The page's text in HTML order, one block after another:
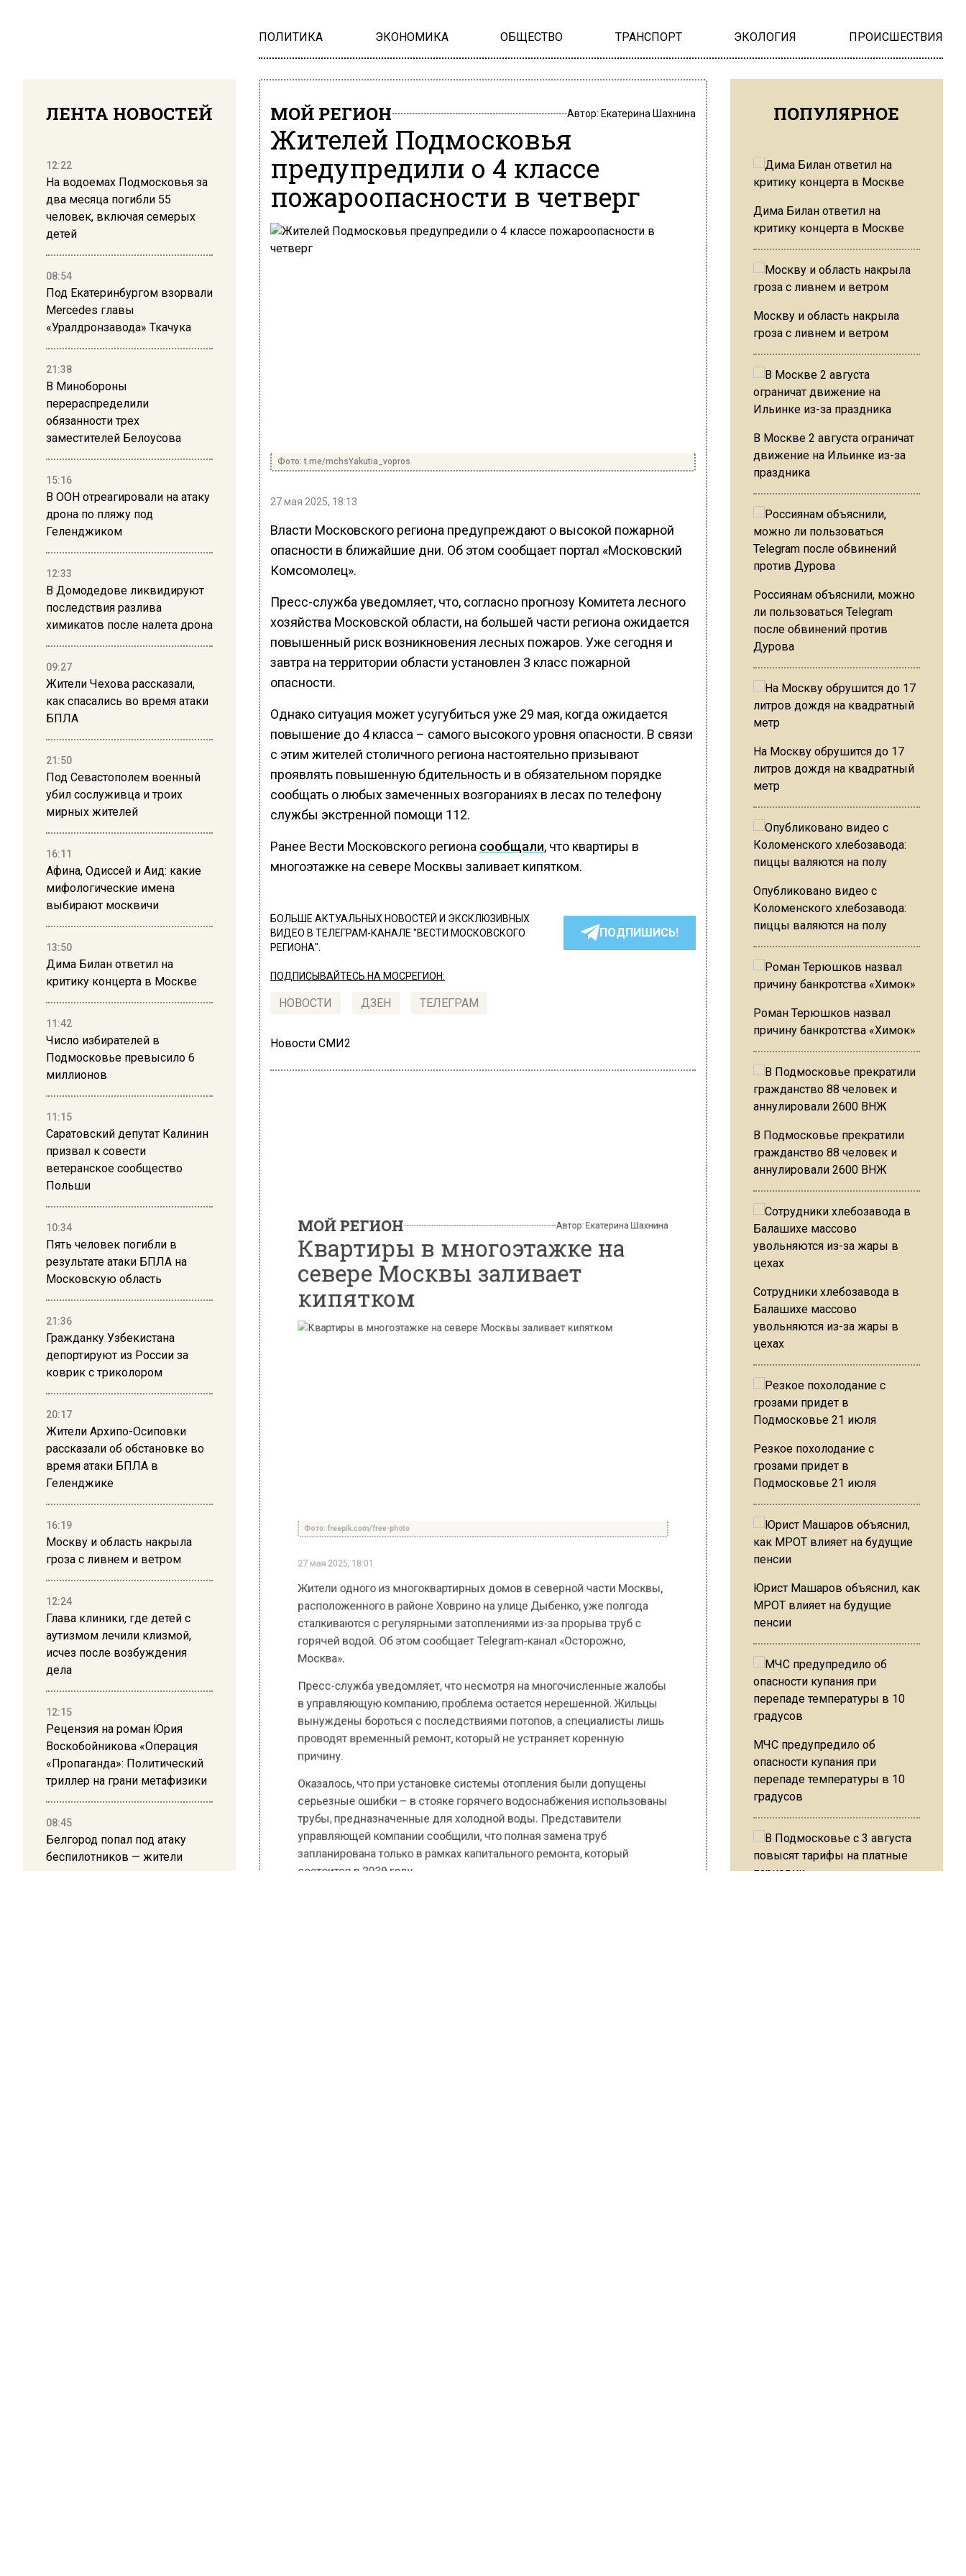
ПОЛИТИКА ЭКОНОМИКА ОБЩЕСТВО ТРАНСПОРТ ЭКОЛОГИЯ ПРОИСШЕСТВИЯ
ЛЕНТА НОВОСТЕЙ
12:22
На водоемах Подмосковья за
два месяца погибли 55
человек, включая семерых
детей
08:54
Под Екатеринбургом взорвали
Mercedes главы
«Уралдронзавода» Ткачука
21:38
В Минобороны
перераспределили
обязанности трех
заместителей Белоусова
15:16
В ООН отреагировали на атаку
дрона по пляжу под
Геленджиком
12:33
В Домодедове ликвидируют
последствия разлива
химикатов после налета дрона
09:27
Жители Чехова рассказали,
как спасались во время атаки
БПЛА
21:50
Под Севастополем военный
убил сослуживца и троих
мирных жителей
16:11
Афина, Одиссей и Аид: какие
мифологические имена
выбирают москвичи
13:50
Дима Билан ответил на
критику концерта в Москве
11:42
Число избирателей в
Подмосковье превысило 6
миллионов
11:15
Саратовский депутат Калинин
призвал к совести
ветеранское сообщество
Польши
10:34
Пять человек погибли в
результате атаки БПЛА на
Московскую область
21:36
Гражданку Узбекистана
депортируют из России за
коврик с триколором
20:17
Жители Архипо-Осиповки
рассказали об обстановке во
время атаки БПЛА в
Геленджике
16:19
Москву и область накрыла
гроза с ливнем и ветром
12:24
Глава клиники, где детей с
аутизмом лечили клизмой,
исчез после возбуждения
дела
12:15
Рецензия на роман Юрия
Воскобойникова «Операция
«Пропаганда»: Политический
триллер на грани метафизики
08:45
Белгород попал под атаку
беспилотников — жители
МОЙ РЕГИОН Автор: Екатерина Шахнина
Жителей Подмосковья
предупредили о 4 классе
пожароопасности в четверг
Фото: t.me/mchsYakutia_vopros
27 мая 2025, 18:13
Власти Московского региона предупреждают о высокой пожарной
опасности в ближайшие дни. Об этом сообщает портал «Московский
Комсомолец».
Пресс-служба уведомляет, что, согласно прогнозу Комитета лесного
хозяйства Московской области, на большей части региона ожидается
повышенный риск возникновения лесных пожаров. Уже сегодня и
завтра на территории области установлен 3 класс пожарной
опасности.
Однако ситуация может усугубиться уже 29 мая, когда ожидается
повышение до 4 класса – самого высокого уровня опасности. В связи
с этим жителей столичного региона настоятельно призывают
проявлять повышенную бдительность и в обязательном порядке
сообщать о любых замеченных возгораниях в лесах по телефону
службы экстренной помощи 112.
Ранее Вести Московского региона сообщали, что квартиры в
многоэтажке на севере Москвы заливает кипятком.
БОЛЬШЕ АКТУАЛЬНЫХ НОВОСТЕЙ И ЭКСКЛЮЗИВНЫХ
ВИДЕО В ТЕЛЕГРАМ-КАНАЛЕ "ВЕСТИ МОСКОВСКОГО
РЕГИОНА".
ПОДПИШИСЬ!
ПОДПИСЫВАЙТЕСЬ НА МОСРЕГИОН:
НОВОСТИ ДЗЕН ТЕЛЕГРАМ
Новости СМИ2
кипятком
27 мая 2025, 18:01
Жители одного из многоквартирных домов в северной части Москвы,
расположенного в районе Ховрино на улице Дыбенко, уже полгода
сталкиваются с регулярными затоплениями из-за прорыва труб с
горячей водой. Об этом сообщает Telegram-канал «Осторожно,
Москва».
в управляющую компанию, проблема остается нерешенной. Жильцы
вынуждены бороться с последствиями потопов, а специалисты лишь
проводят временный ремонт, который не устраняет коренную
причину.
Оказалось, что при установке системы отопления были допущены
серьезные ошибки – в стояке горячего водоснабжения использованы
трубы, предназначенные для холодной воды. Представители
управляющей компании сообщили, что полная замена труб
запланирована только в рамках капитального ремонта, который
ПОПУЛЯРНОЕ
Дима Билан ответил на
критику концерта в Москве
Москву и область накрыла
гроза с ливнем и ветром
В Москве 2 августа ограничат
движение на Ильинке из-за
праздника
Россиянам объяснили, можно
ли пользоваться Telegram
после обвинений против
Дурова
На Москву обрушится до 17
литров дождя на квадратный
метр
Опубликовано видео с
Коломенского хлебозавода:
пиццы валяются на полу
Роман Терюшков назвал
причину банкротства «Химок»
В Подмосковье прекратили
гражданство 88 человек и
аннулировали 2600 ВНЖ
Сотрудники хлебозавода в
Балашихе массово
увольняются из-за жары в
цехах
Резкое похолодание с
грозами придет в
Подмосковье 21 июля
Юрист Машаров объяснил, как
МРОТ влияет на будущие
пенсии
МЧС предупредило об
опасности купания при
перепаде температуры в 10
градусов